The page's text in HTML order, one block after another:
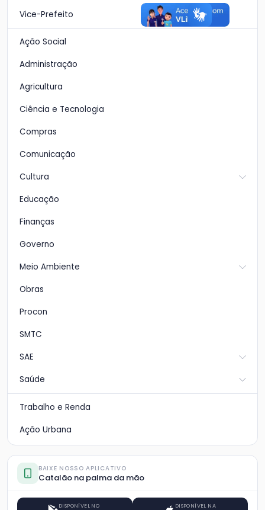
Vice-Prefeito
Ação Social
Administração
Agricultura
Ciência e Tecnologia
Compras
Comunicação
Cultura
Educação
Finanças
Governo
Meio Ambiente
Obras
Procon
SMTC
SAE
Saúde
Trabalho e Renda
Ação Urbana
BAIXE NOSSO APLICATIVO
Catalão na palma da mão
DISPONÍVEL NO DISPONÍVEL NA